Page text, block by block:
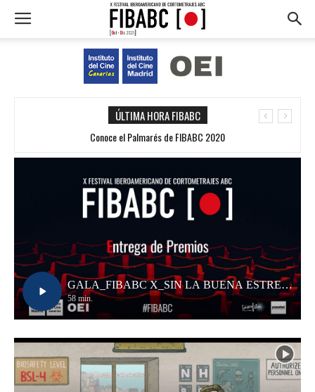
ÚLTIMA HORA FIBABC
Conoce el Palmarés de FIBABC 2020
Play
Video
GALA_FIBABC X_SIN LA BUENA ESTRELLA.
58 min.